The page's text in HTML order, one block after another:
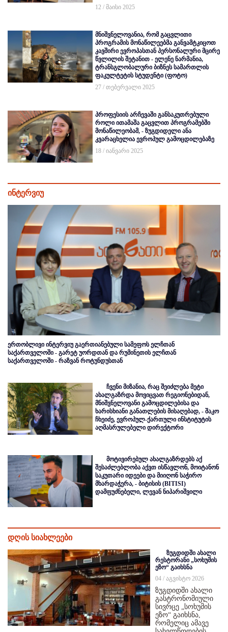
12 / მაისი 2025
მნიშვნელოვანია, რომ გაცვლითი
პროგრამის მონაწილეებმა განვამტკიცოთ
კავშირი ევროპასთან პერსონალური მცირე
წვლილის შეტანით - ელენე ნარმანია,
ტრანსგლობალური ბიზნეს სამართლის
ფაკულტეტის სტუდენტი (ფოტო)
27 / თებერვალი 2025
პროფესიის არჩევაში განსაკუთრებული
როლი ითამაშა გაცვლით პროგრამებში
მონაწილეობამ, - ზუგდიდელი ანა
კვარაცხელია ევროპულ გამოცდილებაზე
18 / იანვარი 2025
ინტერვიუ
ერთობლივი ინტერვიუ გაერთიანებული სამეფოს ელჩთან
საქართველოში - გარეტ უორდთან და რუმინეთის ელჩთან
საქართველოში - რაზვან როტუნდუსთან
ჩვენი მიზანია, რაც შეიძლება მეტი
ახალგაზრდა მოვიცვათ რეგიონებიდან,
მნიშვნელოვანი გამოცდილებისა და
ხარისხიანი განათლების მისაღებად, - შაკო
ჩხეიძე, ევროპულ-ქართული ინსტიტუტის
აღმასრულებელი დირექტორი
მოტივირებულ ახალგაზრდებს აქ
შესაძლებლობა აქვთ ისწავლონ, მოიტანონ
საკუთარი იდეები და მიიღონ საჭირო
მხარდაჭერა, - ბიტისის (BITISI)
დამფუძნებელი, ლევან ნიპარიშვილი
დღის სიახლეები
ზუგდიდში ახალი
რესტორანი „სოხუმის
ეზო“ გაიხსნა
04 / აგვისტო 2026
ზუგდიდში ახალი
გასტრონომიული
სივრცე „სოხუმის
ეზო“ გაიხსნა,
რომელიც ამავე